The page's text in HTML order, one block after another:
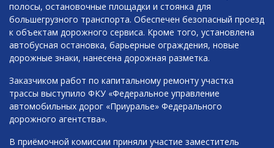
полосы, остановочные площадки и стоянка для
большегрузного транспорта. Обеспечен безопасный проезд
к объектам дорожного сервиса. Кроме того, установлена
автобусная остановка, барьерные ограждения, новые
дорожные знаки, нанесена дорожная разметка.
Заказчиком работ по капитальному ремонту участка
трассы выступило ФКУ «Федеральное управление
автомобильных дорог «Приуралье» Федерального
дорожного агентства».
В приёмочной комиссии приняли участие заместитель